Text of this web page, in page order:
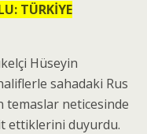
TÜRKİYE
Hüseyin
sahadaki Rus
temaslar neticesinde
ettiklerini duyurdu.